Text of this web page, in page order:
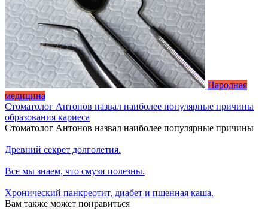
Народная
медицина
Стоматолог Антонов назвал наиболее популярные причины
образования кариеса
Стоматолог Антонов назвал наиболее популярные причины
Древний секрет долголетия.
Все мы знаем, что смузи полезны.
Хронический панкреотит, диабет и пшенная каша.
Вам также может понравиться